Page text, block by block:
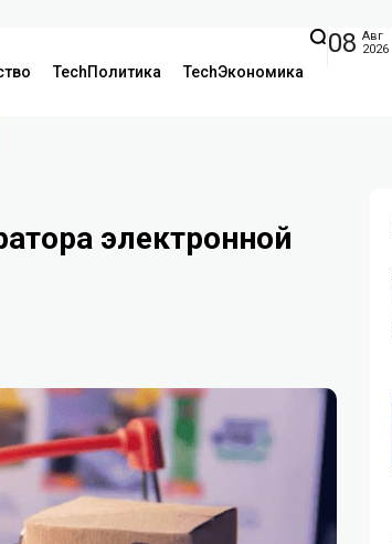
TechПолитика TechЭкономика
08 Авг
2026
электронной